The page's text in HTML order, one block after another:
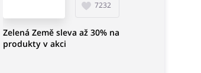
7232
Zelená Země sleva až 30% na
produkty v akci